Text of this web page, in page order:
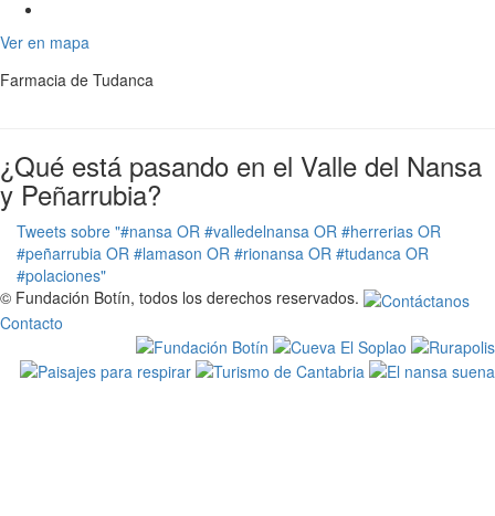
Ver en mapa
Farmacia de Tudanca
¿Qué está pasando en el Valle del Nansa
y Peñarrubia?
Tweets sobre "#nansa OR #valledelnansa OR #herrerias OR
#peñarrubia OR #lamason OR #rionansa OR #tudanca OR
#polaciones"
© Fundación Botín, todos los derechos reservados.
Contacto